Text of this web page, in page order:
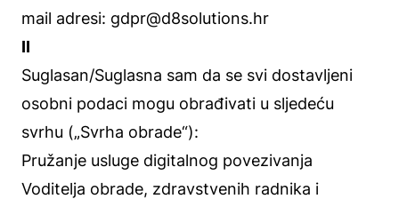
mail adresi: gdpr@d8solutions.hr
II
Suglasan/Suglasna sam da se svi dostavljeni
osobni podaci mogu obrađivati u sljedeću
svrhu („Svrha obrade“):
Pružanje usluge digitalnog povezivanja
Voditelja obrade, zdravstvenih radnika i